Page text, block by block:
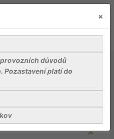
×
provozních důvodů
Pozastavení platí do